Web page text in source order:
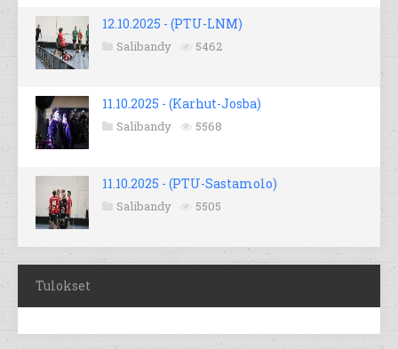
12.10.2025 - (PTU-LNM)
Salibandy 5462
11.10.2025 - (Karhut-Josba)
Salibandy 5568
11.10.2025 - (PTU-Sastamolo)
Salibandy 5505
Tulokset